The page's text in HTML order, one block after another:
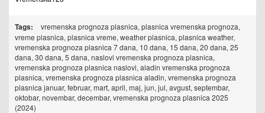
Tags:
vremenska prognoza plasnica, plasnica vremenska prognoza,
vreme plasnica, plasnica vreme, weather plasnica, plasnica weather,
vremenska prognoza plasnica 7 dana, 10 dana, 15 dana, 20 dana, 25
dana, 30 dana, 5 dana, naslovi vremenska prognoza plasnica,
vremenska prognoza plasnica naslovi, aladin vremenska prognoza
plasnica, vremenska prognoza plasnica aladin, vremenska prognoza
plasnica januar, februar, mart, april, maj, jun, jul, avgust, septembar,
oktobar, novembar, decembar, vremenska prognoza plasnica 2025
(2024)